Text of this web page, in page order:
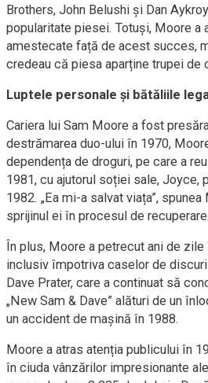
Brothers, John Belushi și Dan
popularitate piesei. Totuși, Moore a
amestecate față de acest succes,
credeau că piesa aparține trupei de
Luptele personale și bătăliile
Cariera lui Sam Moore a fost
destrămarea duo-ului în 1970,
dependența de droguri, pe care a
1981, cu ajutorul soției sale, Joyce,
1982. „Ea mi-a salvat viața”,
sprijinul ei în procesul de recuperare.
În plus, Moore a petrecut ani de
inclusiv împotriva caselor de
Dave Prater, care a continuat să
„New Sam & Dave” alături de un
un accident de mașină în 1988.
Moore a atras atenția publicului în
în ciuda vânzărilor impresionante